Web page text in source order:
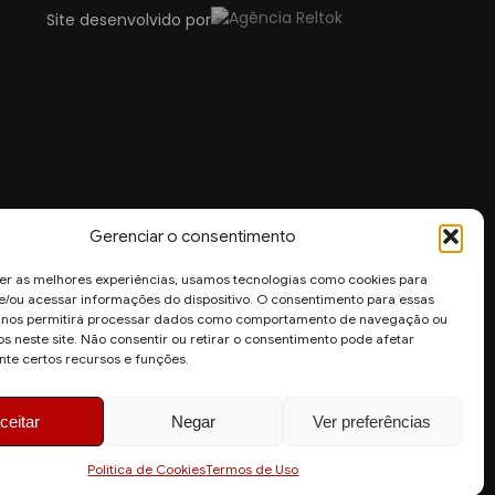
Gerenciar o consentimento
as melhores experiências, usamos tecnologias como cookies para
ou acessar informações do dispositivo. O consentimento para essas
permitirá processar dados como comportamento de navegação ou
neste site. Não consentir ou retirar o consentimento pode afetar
certos recursos e funções.
Negar Ver preferências
Politica de CookiesTermos de Uso
Site desenvolvido por